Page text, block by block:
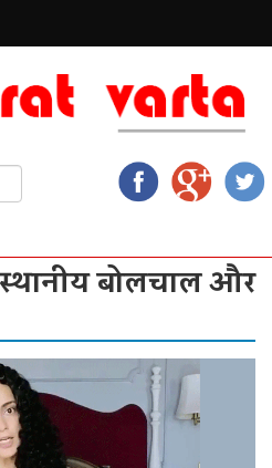
स्थानीय बोलचाल और